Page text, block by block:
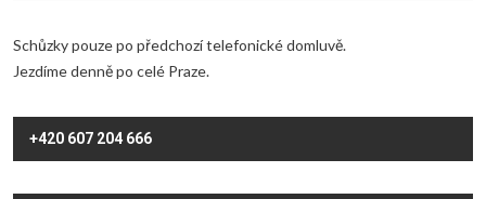
Schůzky pouze po předchozí telefonické domluvě.
Jezdíme denně po celé Praze.
+420 607 204 666